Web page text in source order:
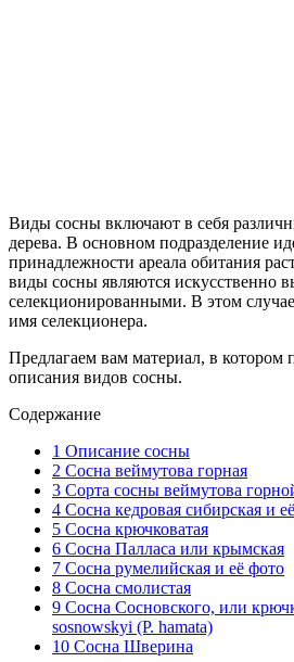
Виды сосны включают в себя
дерева. В основном подразделение
принадлежности ареала обитания
виды сосны являются искусственно
селекционированными. В этом
имя селекционера.
Предлагаем вам материал, в котором
описания видов сосны.
Содержание
1 Описание сосны
2 Сосна веймутова горная
3 Сорта сосны веймутова
4 Сосна кедровая сибирская и
5 Сосна крючковатая
6 Сосна Палласа или крымская
7 Сосна румелийская и её фото
8 Сосна смолистая
9 Сосна Сосновского, или
sosnowskyi (P. hamata)
10 Сосна Шверина